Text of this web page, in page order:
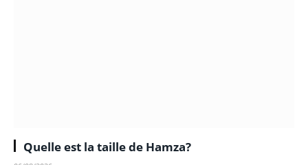
Quelle est la taille de Hamza?